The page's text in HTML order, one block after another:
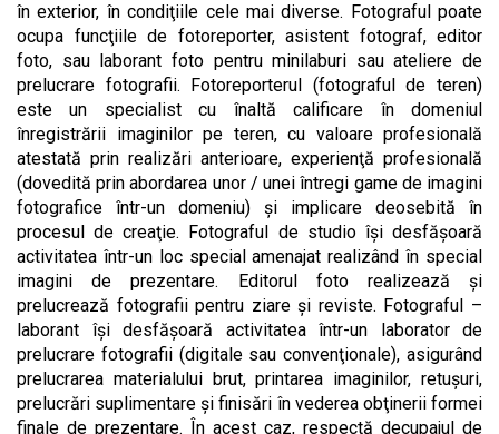
în exterior, în condiţiile cele mai diverse. Fotograful poate
ocupa funcţiile de fotoreporter, asistent fotograf, editor
foto, sau laborant foto pentru minilaburi sau ateliere de
prelucrare fotografii. Fotoreporterul (fotograful de teren)
este un specialist cu înaltă calificare în domeniul
înregistrării imaginilor pe teren, cu valoare profesională
atestată prin realizări anterioare, experienţă profesională
(dovedită prin abordarea unor / unei întregi game de imagini
fotografice într-un domeniu) şi implicare deosebită în
procesul de creaţie. Fotograful de studio îşi desfăşoară
activitatea într-un loc special amenajat realizând în special
imagini de prezentare. Editorul foto realizează şi
prelucrează fotografii pentru ziare şi reviste. Fotograful –
laborant îşi desfăşoară activitatea într-un laborator de
prelucrare fotografii (digitale sau convenţionale), asigurând
prelucrarea materialului brut, printarea imaginilor, retuşuri,
prelucrări suplimentare şi finisări în vederea obţinerii formei
finale de prezentare. În acest caz, respectă decupajul de